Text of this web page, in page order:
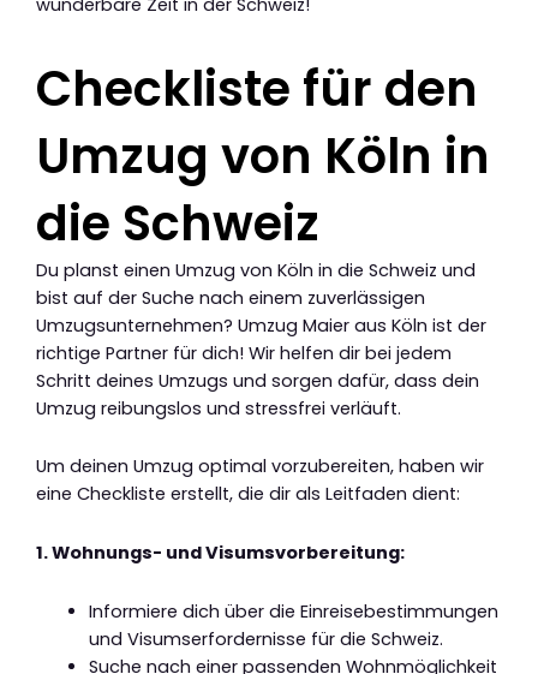
Checkliste für den
Umzug von Köln in
die Schweiz
Du planst einen Umzug von Köln in die Schweiz und
bist auf der Suche nach einem zuverlässigen
Umzugsunternehmen? Umzug Maier aus Köln ist der
richtige Partner für dich! Wir helfen dir bei jedem
Schritt deines Umzugs und sorgen dafür, dass dein
Umzug reibungslos und stressfrei verläuft.
Um deinen Umzug optimal vorzubereiten, haben wir
eine Checkliste erstellt, die dir als Leitfaden dient:
1. Wohnungs- und Visumsvorbereitung:
Informiere dich über die Einreisebestimmungen
und Visumserfordernisse für die Schweiz.
Suche nach einer passenden Wohnmöglichkeit